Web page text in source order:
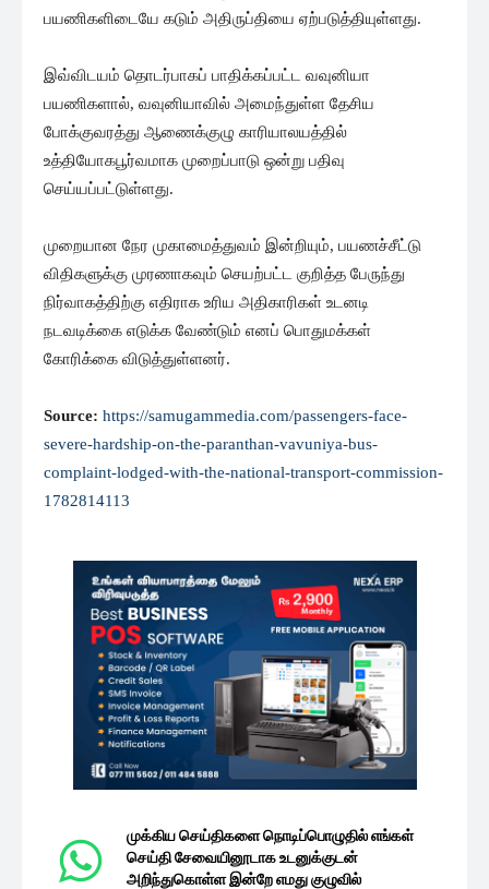
பயணிகளிடையே கடும் அதிருப்தியை ஏற்படுத்தியுள்ளது.
இவ்விடயம் தொடர்பாகப் பாதிக்கப்பட்ட வவுனியா
பயணிகளால், வவுனியாவில் அமைந்துள்ள தேசிய
போக்குவரத்து ஆணைக்குழு காரியாலயத்தில்
உத்தியோகபூர்வமாக முறைப்பாடு ஒன்று பதிவு
செய்யப்பட்டுள்ளது.
முறையான நேர முகாமைத்துவம் இன்றியும், பயணச்சீட்டு
விதிகளுக்கு முரணாகவும் செயற்பட்ட குறித்த பேருந்து
நிர்வாகத்திற்கு எதிராக உரிய அதிகாரிகள் உடனடி
நடவடிக்கை எடுக்க வேண்டும் எனப் பொதுமக்கள்
கோரிக்கை விடுத்துள்ளனர்.
Source: https://samugammedia.com/passengers-face-
severe-hardship-on-the-paranthan-vavuniya-bus-
complaint-lodged-with-the-national-transport-commission-
1782814113
முக்கிய செய்திகளை நொடிப்பொழுதில் எங்கள்
செய்தி சேவையினூடாக உடனுக்குடன்
அறிந்துகொள்ள இன்றே எமது குழுவில்